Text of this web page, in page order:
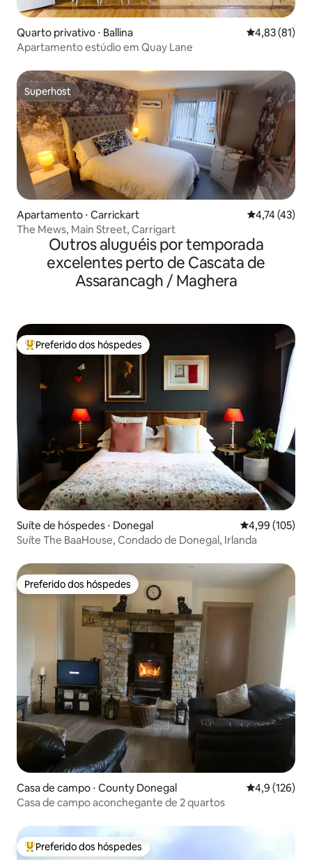
Quarto privativo ⋅ Ballina 4,83 de uma
4,83 (81)
Apartamento estúdio em Quay Lane
Superhost
Superhost
Apartamento ⋅ Carrickart 4,74 de uma
4,74 (43)
The Mews, Main Street, Carrigart
Outros aluguéis por temporada
excelentes perto de Cascata de
Assarancagh / Maghera
Entre os melhores preferidos dos hóspedes
Preferido dos hóspedes
Suíte de hóspedes ⋅ Donegal 4,99 de uma
4,99 (105)
Suíte The BaaHouse, Condado de Donegal, Irlanda
Preferido dos hóspedes
Preferido dos hóspedes
Casa de campo ⋅ County Donegal 4,9 de uma
4,9 (126)
Casa de campo aconchegante de 2 quartos
Entre os melhores preferidos dos hóspedes
Preferido dos hóspedes